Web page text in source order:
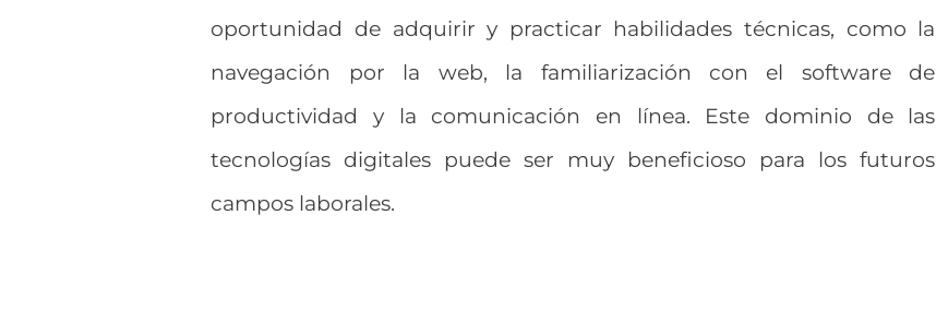
oportunidad de adquirir y practicar habilidades técnicas, como la
navegación por la web, la familiarización con el software de
productividad y la comunicación en línea. Este dominio de las
tecnologías digitales puede ser muy beneficioso para los futuros
campos laborales.